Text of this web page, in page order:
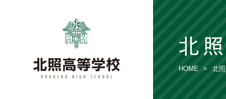
北
HOME 北